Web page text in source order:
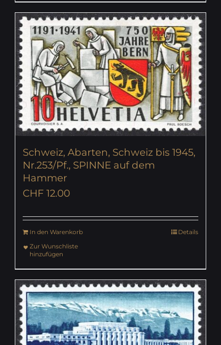
Schweiz, Abarten, Schweiz bis 1945,
Nr.253/Pf., SPINNE auf dem
Hammer
CHF 12.00
In den Warenkorb
Details
Zur Wunschliste
hinzufügen